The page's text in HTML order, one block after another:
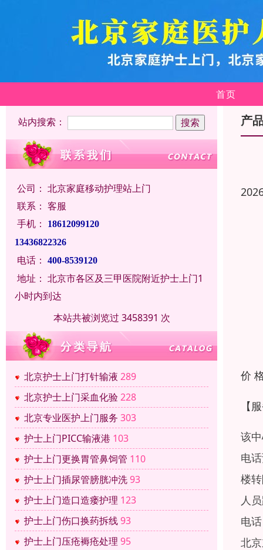
首页
站内搜索：
公司： 北京家庭移动护理站上门
联系： 客服
手机：
18612099120
13436822326
电话： 400-8539120
地址： 北京市各区及三甲医院附近护士上门1
小时内到达
本站共被浏览过 3458391 次
北京护士上门打针输液 289
北京护士上门采血化验228
北京专业医护上门服务 303
护士上门PICC输液港 103
护士上门更换胃管鼻饲管 110
护士上门插尿管膀胱冲洗93
护士上门造口造瘘护理 123
护士上门伤口换药拆线93
护士上门压疮褥疮处理 95
产
价
【
该
电
楼
人
电
北